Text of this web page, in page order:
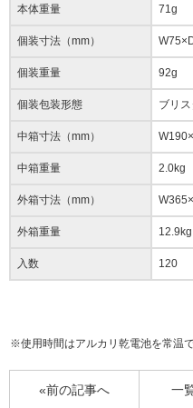
本体重量 71g
個装寸法（mm）
個装重量 92g
個装包装形態 ブリ
中箱寸法（mm）
中箱重量 2.0kg
外箱寸法（mm）
外箱重量 12.9kg
入数 120
※使用時間はアルカリ乾電池を常温
«前の記事へ 一